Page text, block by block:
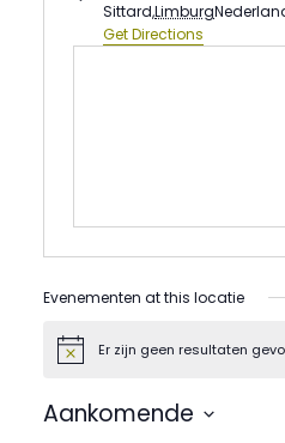
Sittard,Limburg
Get Directions
Evenementen at this locatie
BerichtEr zijn geen resultaten
Aankomende